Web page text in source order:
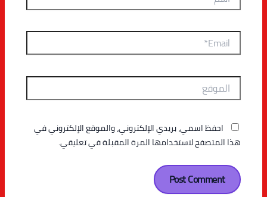
Email*
الموقع
احفظ اسمي، بريدي الإلكتروني، والموقع الإلكتروني في
هذا المتصفح لاستخدامها المرة المقبلة في تعليقي.